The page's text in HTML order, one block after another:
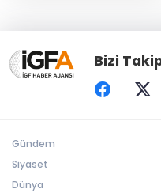
Bizi
Gündem
Siyaset
Dünya